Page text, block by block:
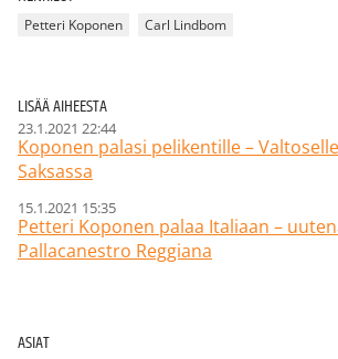
Petteri Koponen Carl Lindbom
LISÄÄ AIHEESTA
23.1.2021 22:44
Koponen palasi pelikentille –
Saksassa
15.1.2021 15:35
Petteri Koponen palaa Italiaan –
Pallacanestro Reggiana
ASIAT